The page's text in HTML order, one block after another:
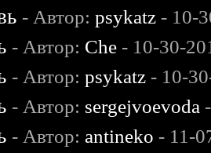
- Автор:psykatz - 10-
- Автор: Che - 10-30-
- Автор:psykatz - 10-
- Автор: sergejvoevoda
- Автор: antineko - 11-